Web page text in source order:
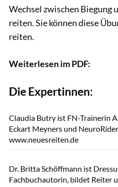
Wechsel zwischen Biegung
reiten. Sie können diese
reiten.
Weiterlesen im PDF:
Die Expertinnen:
Claudia Butry ist FN-Trainerin
Eckart Meyners und
www.neuesreiten.de
Dr. Britta Schöffmann ist
Fachbuchautorin, bildet Reiter